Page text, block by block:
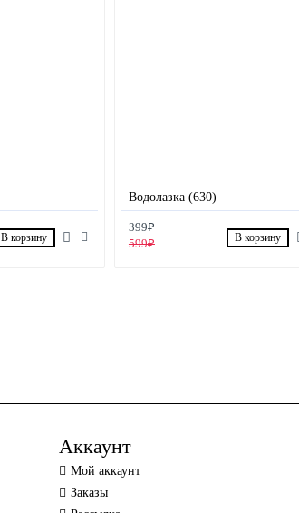
В корзину
Водолазка (630)
399₽
599₽
В корзину
Аккаунт
Мой аккаунт
Заказы